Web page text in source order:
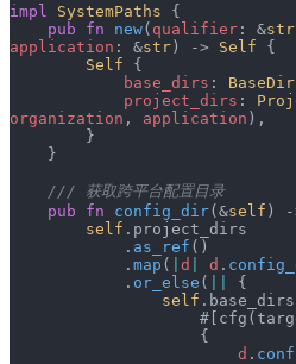
impl SystemPaths {
    pub
fn new( qualifier : &str
application : &str ) -> Self {
        Self
{
            base_dirs
:
            project_dirs
:
organization , application ),
        }
    }
    /// 获取跨平台配置目录
    pub
fn config_dir(&self ) -
        self
.project_dirs
            .
as_ref ()
            .
map ( d d .
            .
or_else (
{
                self
                    {
                        d
.